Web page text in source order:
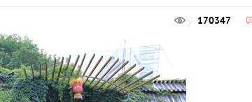
170347